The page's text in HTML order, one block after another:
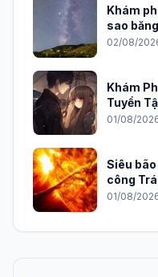
Khám
sao
02/08/
Khám
Tuyển
2026
01/08/
Siêu
công
01/08/